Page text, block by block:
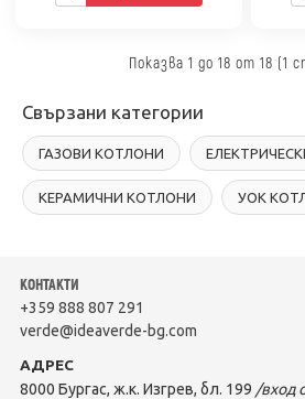
Показва 1 до 18 от 18 (1
Свързани категории
ГАЗОВИ КОТЛОНИ
КЕРАМИЧНИ КОТЛОНИ УОК
КОНТАКТИ
+359 888 807 291
verde@ideaverde-bg.com
АДРЕС
8000 Бургас, ж.к. Изгрев, бл. 199 /вход